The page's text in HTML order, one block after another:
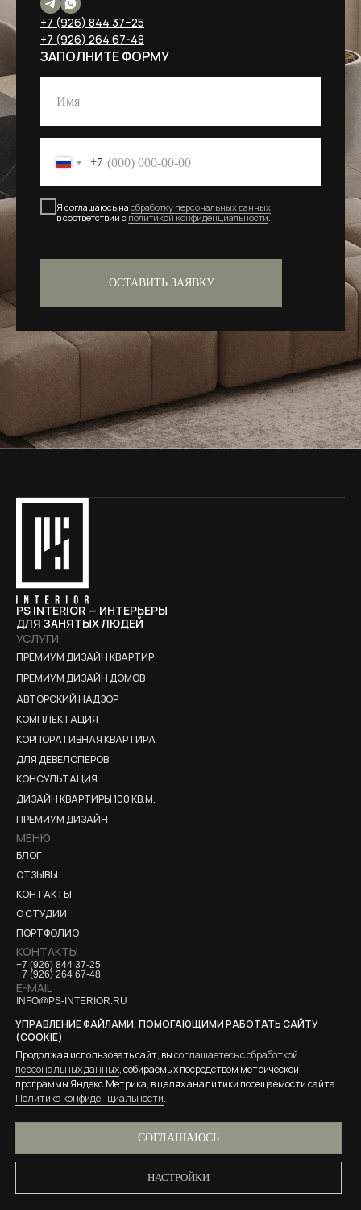
УПРАВЛЕНИЕ ФАЙЛАМИ, ПОМОГАЮЩИМИ РАБОТАТЬ САЙТУ
(COOKIE)
Продолжая использовать сайт, высоглашаетесь с обработкой
персональных данных, собираемых посредством метрической
программы Яндекс.Метрика, в целях аналитики посещаемости сайта.
Политика конфиденциальности.
СОГЛАШАЮСЬ
НАСТРОЙКИ
+7 (926) 844 37−25
+7 (926) 264 67-48
ЗАПОЛНИТЕ ФОРМУ
+7
Я соглашаюсь на обработку персональных данных
в соответствии с политикой конфиденциальности.
ОСТАВИТЬ ЗАЯВКУ
PS INTERIOR — ИНТЕРЬЕРЫ
ДЛЯ ЗАНЯТЫХ ЛЮДЕЙ
УСЛУГИ
ПРЕМИУМ ДИЗАЙН КВАРТИР
ПРЕМИУМ ДИЗАЙН ДОМОВ
АВТОРСКИЙ НАДЗОР
КОМПЛЕКТАЦИЯ
КОРПОРАТИВНАЯ КВАРТИРА
ДЛЯ ДЕВЕЛОПЕРОВ
КОНСУЛЬТАЦИЯ
ДИЗАЙН КВАРТИРЫ 100 КВ.М.
ПРЕМИУМ ДИЗАЙН
МЕНЮ
БЛОГ
ОТЗЫВЫ
КОНТАКТЫ
О СТУДИИ
ПОРТФОЛИО
КОНТАКТЫ
+7 (926) 844 37-25
+7 (926) 264 67-48
E-MAIL
INFO@PS-INTERIOR.RU
НАПИСАТЬ В TELEGRAM →
НАПИСАТЬ В WHATSAPP →
Согласие на обработку персональных данных
Согласие на обработку специальных файлов
Политика использования специальных файлов
Политика обработки персональных данных
СОЦ. СЕТИ
*запрещенная на территории
Российской Федерации организация